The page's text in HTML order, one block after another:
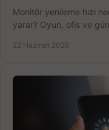
Monitör yenileme hızı
yarar? Oyun, ofis ve
22 Haziran 2026